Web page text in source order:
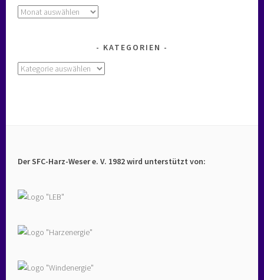
Archiv
KATEGORIEN
Kategorien
Der SFC-Harz-Weser e. V. 1982 wird unterstützt von: